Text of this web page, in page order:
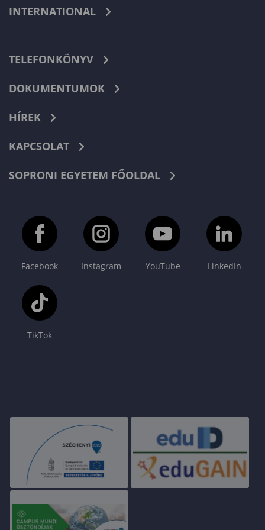
INTERNATIONAL
TELEFONKÖNYV
DOKUMENTUMOK
HÍREK
KAPCSOLAT
SOPRONI EGYETEM FŐOLDAL
Facebook Instagram YouTube LinkedIn
TikTok